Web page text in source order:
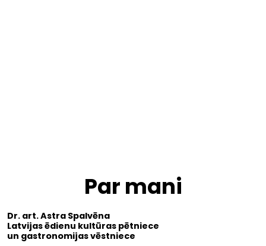
Par mani
Dr. art. Astra Spalvēna
Latvijas ēdienu kultūras pētniece
un gastronomijas vēstniece